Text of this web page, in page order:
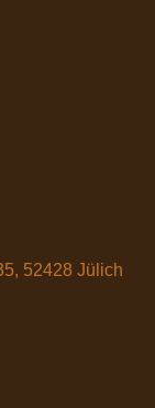
52428 Jülich